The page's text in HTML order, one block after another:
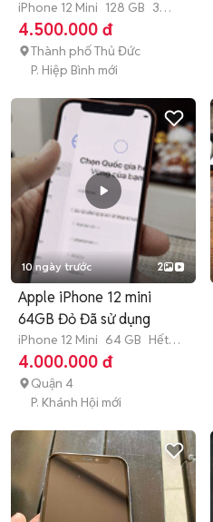
iPhone 12 Mini 128 GB 3
tháng
4.500.000 đ
Thành phố Thủ Đức
P. Hiệp Bình mới
10 ngày trước 2
Apple iPhone 12 mini
64GB Đỏ Đã sử dụng
iPhone 12 Mini 64 GB Hết
bảo hành
4.000.000 đ
Quận 4
P. Khánh Hội mới